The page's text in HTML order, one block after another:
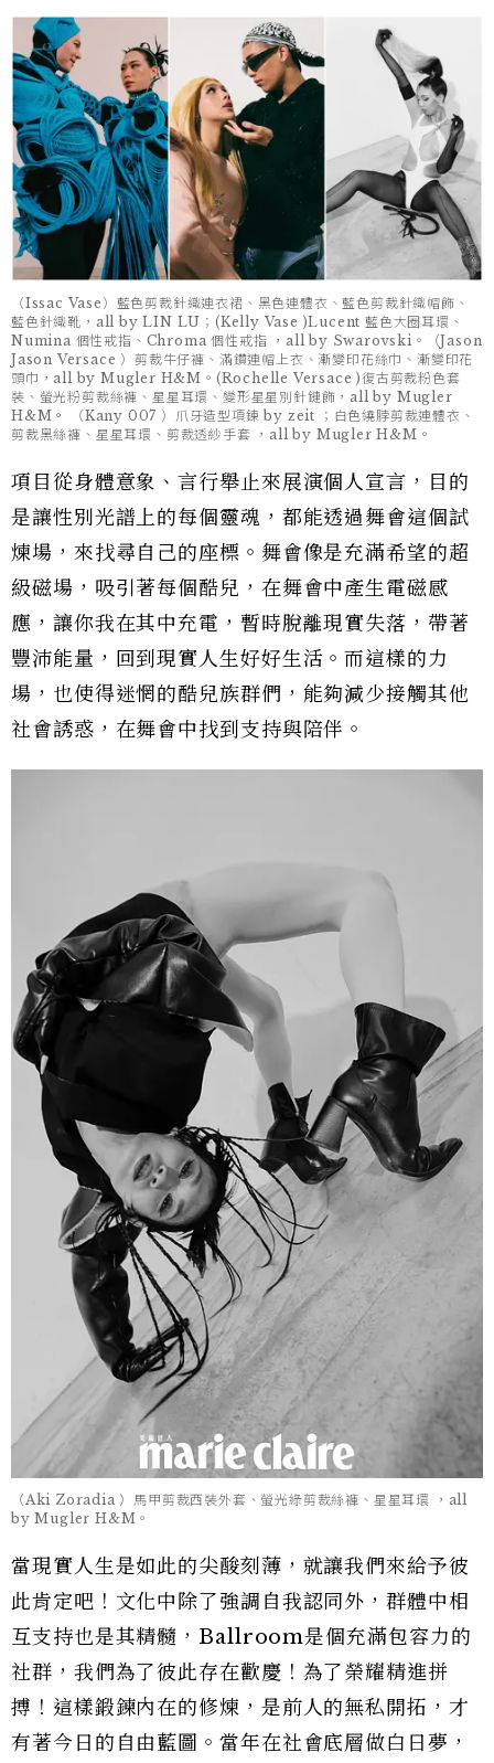
（Issac Vase）藍色剪裁針織連衣裙、黑色連體衣、藍色剪裁針織帽飾、
藍色針織靴，all by LIN LU；(Kelly Vase )Lucent 藍色大圈耳環、
Numina 個性戒指、Chroma 個性戒指 ，all by Swarovski。（Jason
Jason Versace ）剪裁牛仔褲、滿鑽連帽上衣、漸變印花絲巾、漸變印花
頭巾，all by Mugler H&M。(Rochelle Versace )復古剪裁粉色套
裝、螢光粉剪裁絲褲、星星耳環、變形星星別針鏈飾，all by Mugler
H&M。 （Kany 007 ）爪牙造型項鍊 by zeit ；白色繞脖剪裁連體衣、
剪裁黑絲褲、星星耳環、剪裁透紗手套 ，all by Mugler H&M。
項目從身體意象、言行舉止來展演個人宣言，目的
是讓性別光譜上的每個靈魂，都能透過舞會這個試
煉場，來找尋自己的座標。舞會像是充滿希望的超
級磁場，吸引著每個酷兒，在舞會中產生電磁感
應，讓你我在其中充電，暫時脫離現實失落，帶著
豐沛能量，回到現實人生好好生活。而這樣的力
場，也使得迷惘的酷兒族群們，能夠減少接觸其他
社會誘惑，在舞會中找到支持與陪伴。
（Aki Zoradia ）馬甲剪裁西裝外套、螢光綠剪裁絲褲、星星耳環 ，all
by Mugler H&M。
當現實人生是如此的尖酸刻薄，就讓我們來給予彼
此肯定吧！文化中除了強調自我認同外，群體中相
互支持也是其精髓，Ballroom是個充滿包容力的
社群，我們為了彼此存在歡慶！為了榮耀精進拼
搏！這樣鍛鍊內在的修煉，是前人的無私開拓，才
有著今日的自由藍圖。當年在社會底層做白日夢，